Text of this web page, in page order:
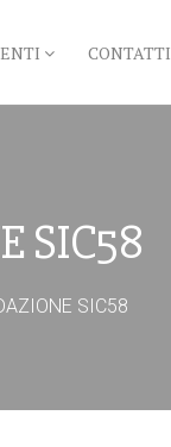
CONTATTI
SIC58
SIC58